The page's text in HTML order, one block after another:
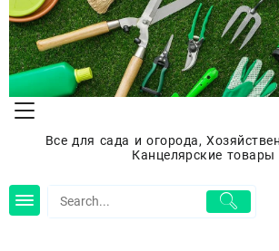
Перейти
содержимому
Все для сада и огорода,
Канцелярские товары